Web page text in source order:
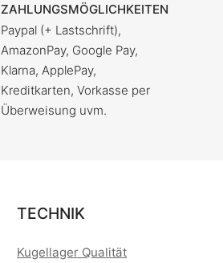
ZAHLUNGSMÖGLICHKEITEN
Paypal (+ Lastschrift),
AmazonPay, Google Pay,
Klarna, ApplePay,
Kreditkarten, Vorkasse per
Überweisung uvm.
TECHNIK
Kugellager Qualität